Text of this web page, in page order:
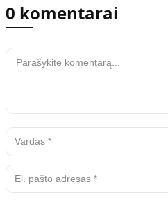
0 komentarai